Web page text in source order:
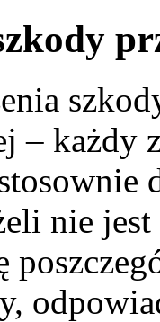
– każdy
nie